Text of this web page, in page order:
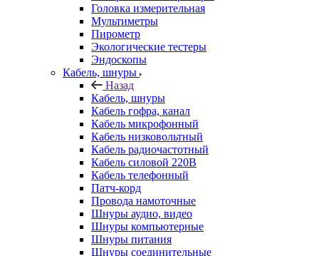
Головка измерительная
Мультиметры
Пирометр
Экологические тестеры
Эндоскопы
Кабель, шнуры
Назад
Кабель, шнуры
Кабель гофра, канал
Кабель микрофонный
Кабель низковольтный
Кабель радиочастотный
Кабель силовой 220В
Кабель телефонный
Патч-корд
Провода намоточные
Шнуры аудио, видео
Шнуры компьютерные
Шнуры питания
Шнуры соединительные